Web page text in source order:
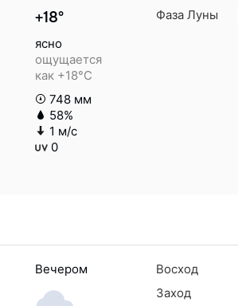
+18°
ясно
ощущается
как +18°C
748 мм
58%
1 м/с
0
Фаза Луны
Вечером Восход
Заход